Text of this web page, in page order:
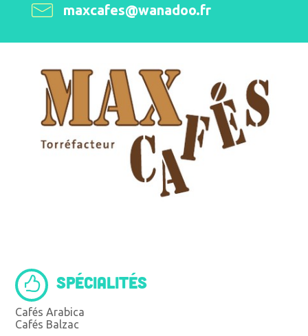
maxcafes@wanadoo.fr
SPÉCIALITÉS
Cafés Arabica
Cafés Balzac